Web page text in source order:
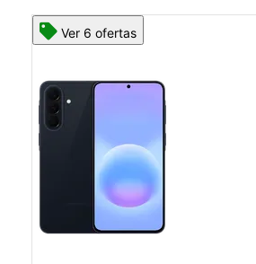
Ver 6 ofertas